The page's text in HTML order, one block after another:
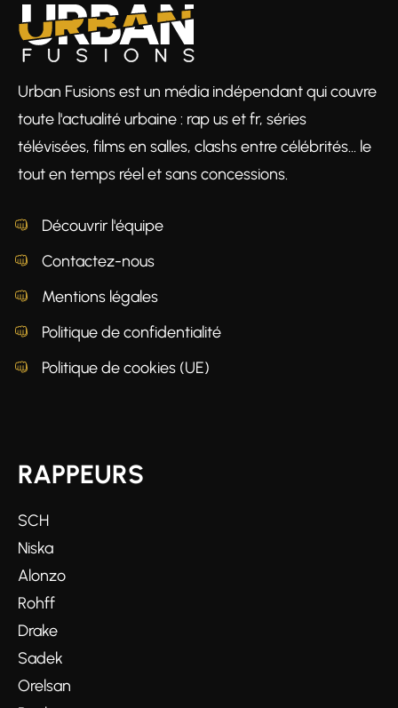
Urban Fusions est un média indépendant qui couvre
toute l'actualité urbaine : rap us et fr, séries
télévisées, films en salles, clashs entre célébrités… le
tout en temps réel et sans concessions.
Découvrir l'équipe
Contactez-nous
Mentions légales
Politique de confidentialité
Politique de cookies (UE)
RAPPEURS
SCH
Niska
Alonzo
Rohff
Drake
Sadek
Orelsan